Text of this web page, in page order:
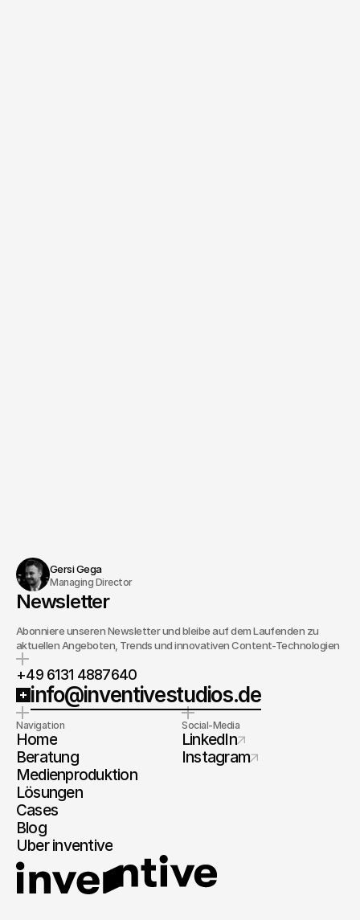
Gersi Gega
Managing Director
Newsletter
Abonniere unseren Newsletter und bleibe auf dem Laufenden zu
aktuellen Angeboten, Trends und innovativen Content-Technologien
+49 6131 4887640
info@inventivestudios.de
Navigation
Home
Beratung
Medienproduktion
Lösungen
Cases
Blog
Über inventive
Social-Media
LinkedIn
Instagram